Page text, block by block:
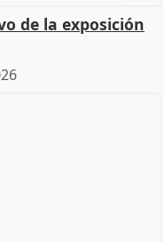
de la exposición